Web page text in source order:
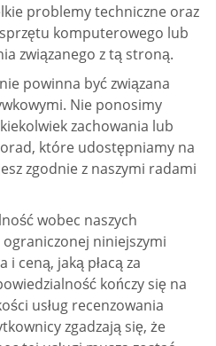
problemy techniczne oraz
komputerowego lub
związanego z tą stroną.
powinna być związana
Nie ponosimy
zachowania lub
które udostępniamy na
zgodnie z naszymi radami
wobec naszych
niniejszymi
ceną, jaką płacą za
kończy się na
usług recenzowania
zgadzają się, że